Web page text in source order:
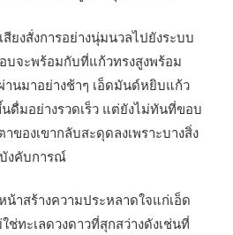
ยงสั่งการอย่างนุ่มนวลไปยังระบบ
จะพร้อมกับที่แก้วทรงสูงพร้อม
านมาอย่างช้าๆ เอ็ดมันด์หยิบแก้ว
ดื่มอย่างรวดเร็ว แต่ยังไม่ทันที่ขอบ
ของเขากลับสะดุดลงเพราะบางสิ่ง
งคับการณ์
าสร้างความประหลาดใจแก่เอ็ด
ทะเลดวงดาวที่สุกสว่างดังเช่นที่